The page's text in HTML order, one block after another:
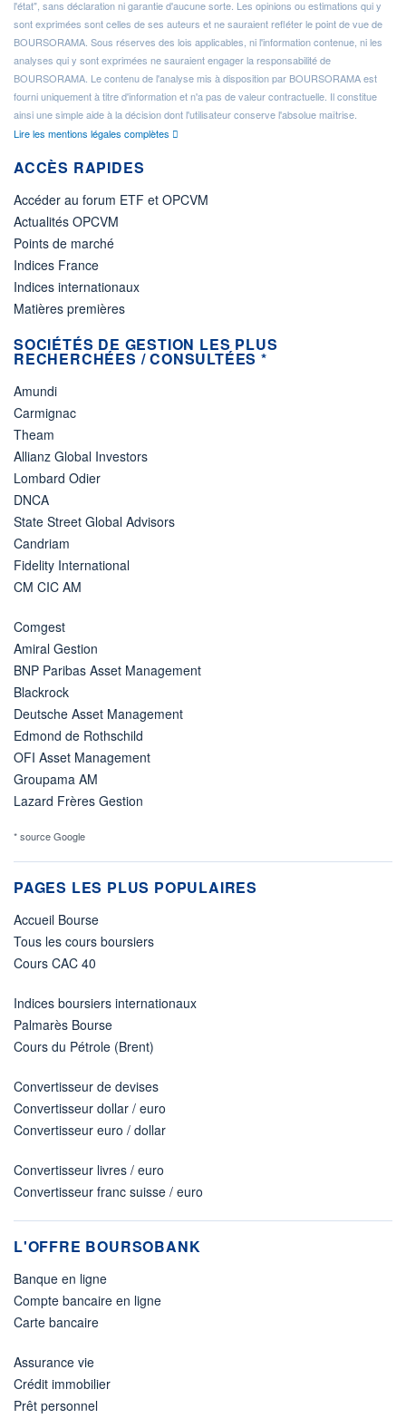
l'état", sans déclaration ni garantie d'aucune sorte. Les opinions ou estimations qui y
sont exprimées sont celles de ses auteurs et ne sauraient refléter le point de vue de
BOURSORAMA. Sous réserves des lois applicables, ni l'information contenue, ni les
analyses qui y sont exprimées ne sauraient engager la responsabilité de
BOURSORAMA. Le contenu de l'analyse mis à disposition par BOURSORAMA est
fourni uniquement à titre d'information et n'a pas de valeur contractuelle. Il constitue
ainsi une simple aide à la décision dont l'utilisateur conserve l'absolue maîtrise.
Lire les mentions légales complètes
ACCÈS RAPIDES
Accéder au forum ETF et OPCVM
Actualités OPCVM
Points de marché
Indices France
Indices internationaux
Matières premières
SOCIÉTÉS DE GESTION LES PLUS
RECHERCHÉES / CONSULTÉES *
Amundi
Carmignac
Theam
Allianz Global Investors
Lombard Odier
DNCA
State Street Global Advisors
Candriam
Fidelity International
CM CIC AM
Comgest
Amiral Gestion
BNP Paribas Asset Management
Blackrock
Deutsche Asset Management
Edmond de Rothschild
OFI Asset Management
Groupama AM
Lazard Frères Gestion
* source Google
PAGES LES PLUS POPULAIRES
Accueil Bourse
Tous les cours boursiers
Cours CAC 40
Indices boursiers internationaux
Palmarès Bourse
Cours du Pétrole (Brent)
Convertisseur de devises
Convertisseur dollar / euro
Convertisseur euro / dollar
Convertisseur livres / euro
Convertisseur franc suisse / euro
L'OFFRE BOURSOBANK
Banque en ligne
Compte bancaire en ligne
Carte bancaire
Assurance vie
Crédit immobilier
Prêt personnel